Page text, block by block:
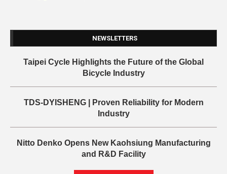
NEWSLETTERS
Taipei Cycle Highlights the Future of the Global
Bicycle Industry
TDS-DYISHENG | Proven Reliability for Modern
Industry
Nitto Denko Opens New Kaohsiung Manufacturing
and R&D Facility